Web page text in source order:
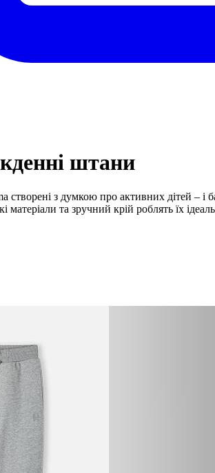
штани
створені з думкою про активних дітей –
та зручний крій роблять їх